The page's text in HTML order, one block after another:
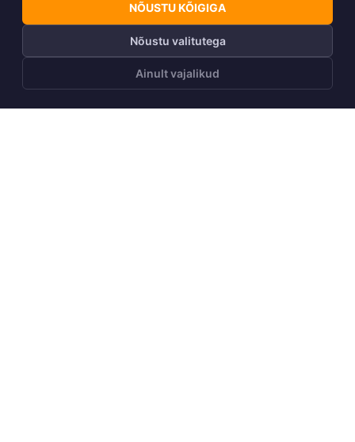
NÕUSTU KÕIGIGA
Nõustu valitutega
Ainult vajalikud